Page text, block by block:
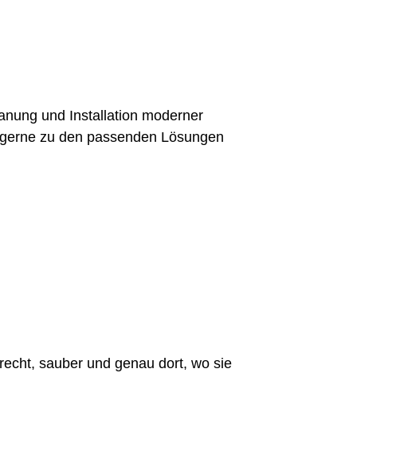
und Installation moderner
zu den passenden Lösungen
sauber und genau dort, wo sie